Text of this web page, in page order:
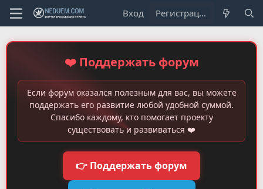
Вход Регистрация
❤️ Поддержать форум
Если форум оказался полезным для вас, вы можете
поддержать его развитие любой удобной суммой.
Спасибо каждому, кто помогает проекту
существовать и развиваться ❤️
👉 Поддержать форум